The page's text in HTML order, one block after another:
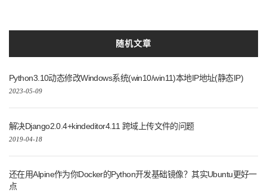
随机文章
Python3.10动态修改Windows系统(win10/win11)本地IP地址(静态IP)
2023-05-09
解决Django2.0.4+kindeditor4.11 跨域上传文件的问题
2019-04-18
还在用Alpine作为你Docker的Python开发基础镜像？其实Ubuntu更好一
点